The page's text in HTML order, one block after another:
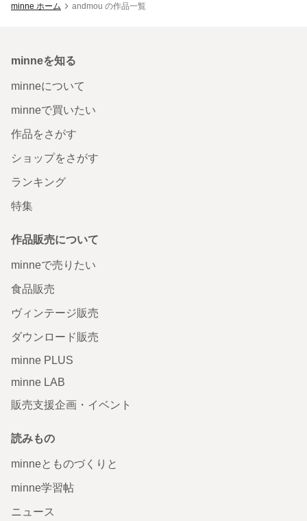
minne ホーム andmou の作品一覧
minneを知る
minneについて
minneで買いたい
作品をさがす
ショップをさがす
ランキング
特集
作品販売について
minneで売りたい
食品販売
ヴィンテージ販売
ダウンロード販売
minne PLUS
minne LAB
販売支援企画・イベント
読みもの
minneとものづくりと
minne学習帖
ニュース